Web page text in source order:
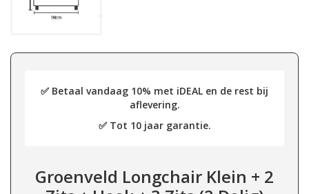
✅ Betaal vandaag 10% met iDEAL en de rest bij
aflevering.
✅ Tot 10 jaar garantie.
Groenveld Longchair Klein + 2